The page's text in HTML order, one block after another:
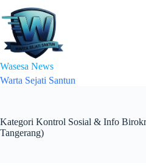
to
content
Wasesa News
Warta Sejati Santun
Kategori Kontrol Sosial & Info
Tangerang)